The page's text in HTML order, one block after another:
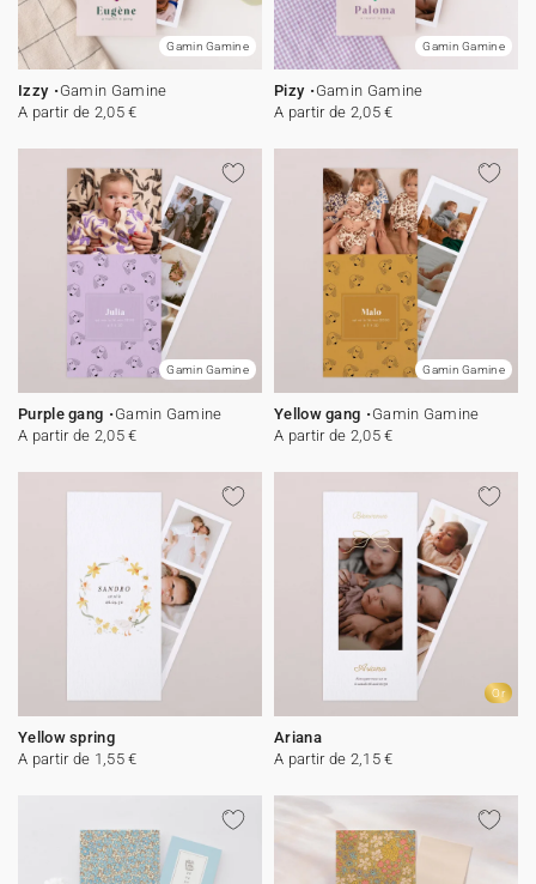
Gamin Gamine
Izzy
Gamin Gamine
A partir de 2,05 €
Gamin Gamine
Pizy
Gamin Gamine
A partir de 2,05 €
Gamin Gamine
Purple gang
Gamin Gamine
A partir de 2,05 €
Gamin Gamine
Yellow gang
Gamin Gamine
A partir de 2,05 €
Yellow spring
A partir de 1,55 €
Or
Ariana
A partir de 2,15 €